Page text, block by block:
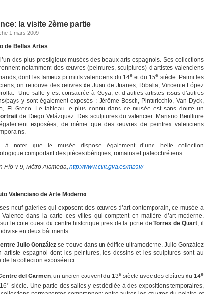
la visite 2ème partie
1 mars 2009
de Bellas Artes
l’un des plus prestigieux musées des beaux-arts espagnols. Ses collections
notamment des œuvres (peintures, sculptures) d’artistes valenciens
dont les fameux primitifs valenciens du 14e et du 15e siècle. Parmi les
on retrouve des œuvres de Juan de Juanes, Ribalta, Vincente López
Une salle y est consacrée à Goya, et d’autres artistes issus d’autres
pays y sont également exposés : Jérôme Bosch, Pinturicchio, Van Dyck,
El Greco. Le tableau le plus connu dans ce musée est sans doute un
de Diego Velázquez. Des sculptures du valencien Mariano Benlliure
exposées, de même que des œuvres de peintres valenciens
à noter que le musée dispose également d’une belle collection
comportant des pièces ibériques, romains et paléochrétiens.
Pío V 9, Métro Alameda, http://www.cult.gva.es/mbav/
Valenciano de Arte Moderno
neuf galeries qui exposent des œuvres d’art contemporain, ce musée a
Valence dans la carte des villes qui comptent en matière d’art moderne.
le côté ouest du centre historique près de la porte deTorres de Quart, il
en deux bâtiments :
Julio González se trouve dans un édifice ultramoderne. Julio González
artiste espagnol dont les peintures, les dessins et les sculptures sont au
de la collection exposée ici.
del Carmen, un ancien couvent du 13e siècle avec des cloîtres du 14e
e siècle. Une partie des salles y est dédiée à des expositions temporaires,